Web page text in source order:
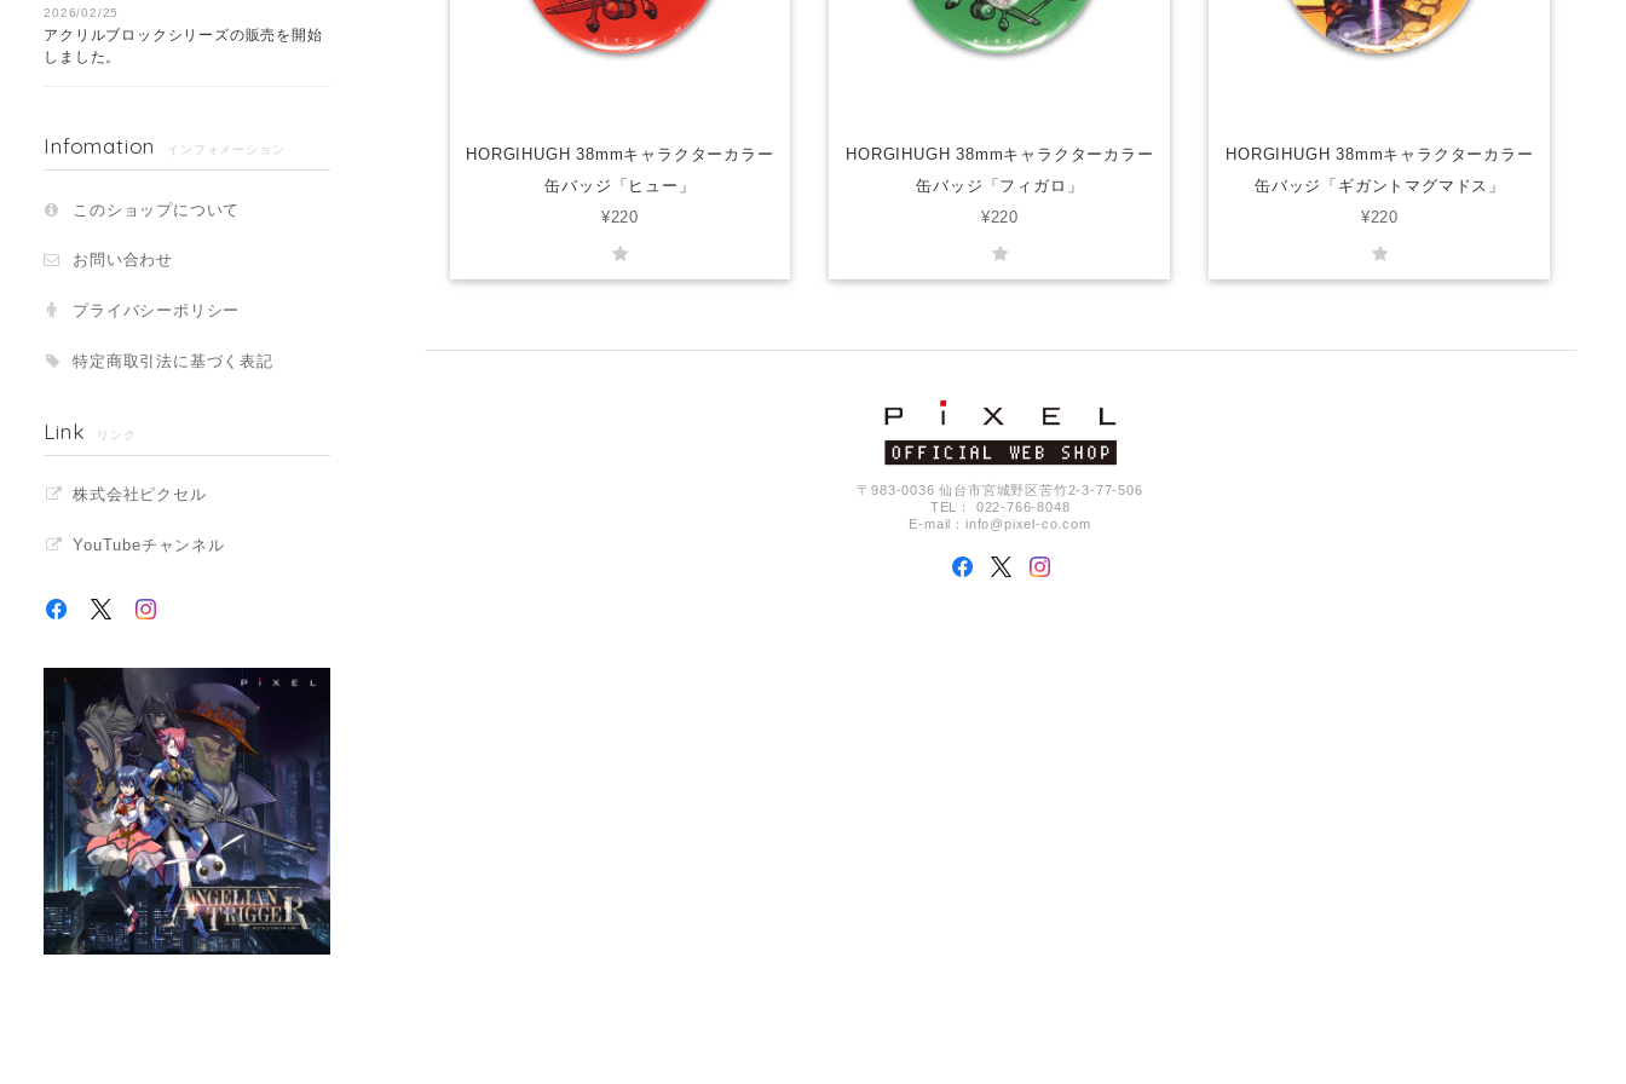
2026/02/25
アクリルブロックシリーズの販売を開始
しました。
Infomation インフォメーション
このショップについて
お問い合わせ
プライバシーポリシー
特定商取引法に基づく表記
Link リンク
株式会社ピクセル
YouTubeチャンネル
HORGIHUGH 38mmキャラクターカラー
缶バッジ「ヒュー」
¥220
HORGIHUGH 38mmキャラクターカラー
缶バッジ「フィガロ」
¥220
HORGIHUGH 38mmキャラクターカラー
缶バッジ「ギガントマグマドス」
¥220
〒983-0036 仙台市宮城野区苦竹2-3-77-506
TEL： 022-766-8048
E-mail：info@pixel-co.com